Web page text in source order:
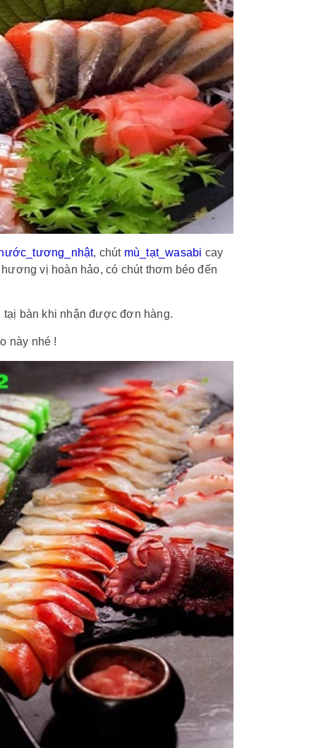
, chút mù_tạt_wasabi cay
vị hoàn hảo, có chút thơm béo đến
bàn khi nhận được đơn hàng.
này nhé !